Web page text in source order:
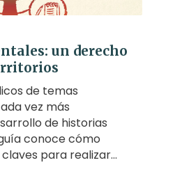
un derecho
de temas
vez más
de historias
conoce cómo
para realizar